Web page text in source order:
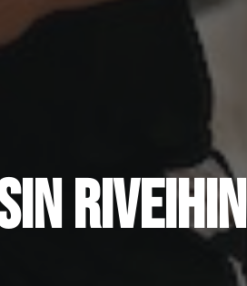
RIVEIHIN